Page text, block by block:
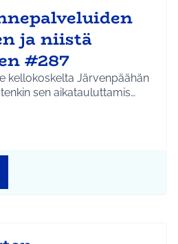
ja niistä
#287
kellokoskelta Järvenpäähän
sen aikatauluttamis…
Hyvinvoiva Tuusula